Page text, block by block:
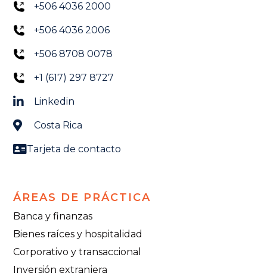
+506 4036 2000
+506 4036 2006
+506 8708 0078
+1 (617) 297 8727
Linkedin
Costa Rica
Tarjeta de contacto
ÁREAS DE PRÁCTICA
Banca y finanzas
Bienes raíces y hospitalidad
Corporativo y transaccional
Inversión extranjera